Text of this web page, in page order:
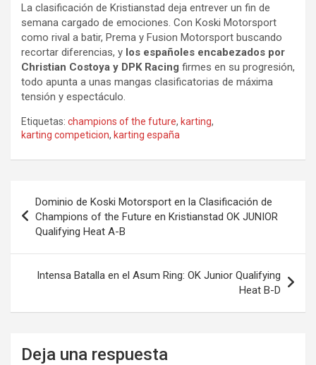
La clasificación de Kristianstad deja entrever un fin de
semana cargado de emociones. Con Koski Motorsport
como rival a batir, Prema y Fusion Motorsport buscando
recortar diferencias, y los españoles encabezados por
Christian Costoya y DPK Racing firmes en su progresión,
todo apunta a unas mangas clasificatorias de máxima
tensión y espectáculo.
Etiquetas: champions of the future, karting,
karting competicion, karting españa
de
entradas
Dominio de Koski Motorsport en la Clasificación de
Champions of the Future en Kristianstad OK JUNIOR
Qualifying Heat A-B
Intensa Batalla en el Asum Ring: OK Junior Qualifying
Heat B-D
Deja una respuesta